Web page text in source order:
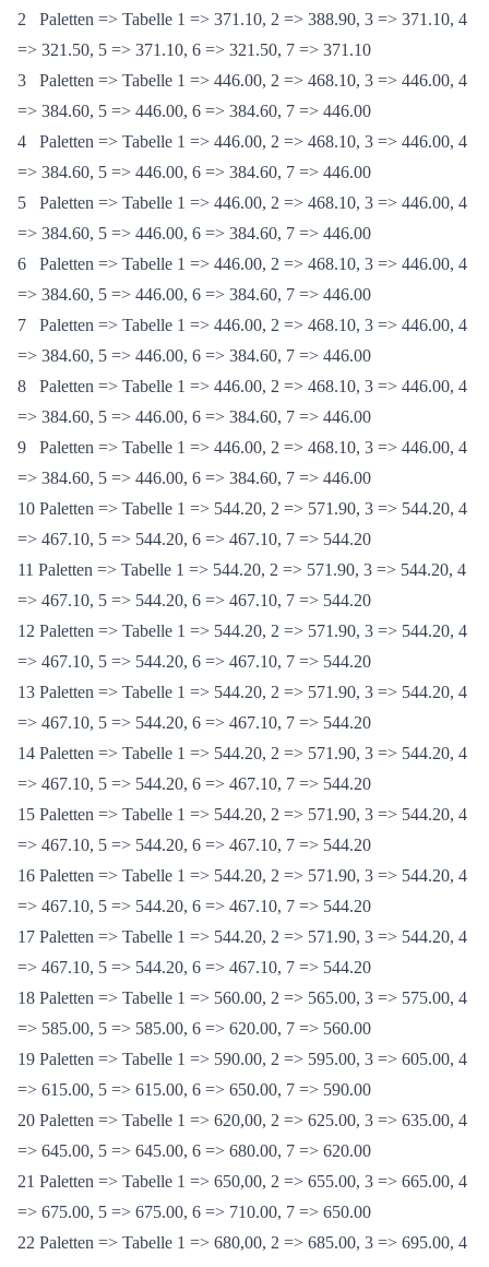
=> 250.00, 5 => 250.00, 6 => 250.00, 7 => 250.00
2 Paletten => Tabelle 1 => 371.10, 2 => 388.90, 3 => 371.10, 4
=> 321.50, 5 => 371.10, 6 => 321.50, 7 => 371.10
3 Paletten => Tabelle 1 => 446.00, 2 => 468.10, 3 => 446.00, 4
=> 384.60, 5 => 446.00, 6 => 384.60, 7 => 446.00
4 Paletten => Tabelle 1 => 446.00, 2 => 468.10, 3 => 446.00, 4
=> 384.60, 5 => 446.00, 6 => 384.60, 7 => 446.00
5 Paletten => Tabelle 1 => 446.00, 2 => 468.10, 3 => 446.00, 4
=> 384.60, 5 => 446.00, 6 => 384.60, 7 => 446.00
6 Paletten => Tabelle 1 => 446.00, 2 => 468.10, 3 => 446.00, 4
=> 384.60, 5 => 446.00, 6 => 384.60, 7 => 446.00
7 Paletten => Tabelle 1 => 446.00, 2 => 468.10, 3 => 446.00, 4
=> 384.60, 5 => 446.00, 6 => 384.60, 7 => 446.00
8 Paletten => Tabelle 1 => 446.00, 2 => 468.10, 3 => 446.00, 4
=> 384.60, 5 => 446.00, 6 => 384.60, 7 => 446.00
9 Paletten => Tabelle 1 => 446.00, 2 => 468.10, 3 => 446.00, 4
=> 384.60, 5 => 446.00, 6 => 384.60, 7 => 446.00
10 Paletten => Tabelle 1 => 544.20, 2 => 571.90, 3 => 544.20, 4
=> 467.10, 5 => 544.20, 6 => 467.10, 7 => 544.20
11 Paletten => Tabelle 1 => 544.20, 2 => 571.90, 3 => 544.20, 4
=> 467.10, 5 => 544.20, 6 => 467.10, 7 => 544.20
12 Paletten => Tabelle 1 => 544.20, 2 => 571.90, 3 => 544.20, 4
=> 467.10, 5 => 544.20, 6 => 467.10, 7 => 544.20
13 Paletten => Tabelle 1 => 544.20, 2 => 571.90, 3 => 544.20, 4
=> 467.10, 5 => 544.20, 6 => 467.10, 7 => 544.20
14 Paletten => Tabelle 1 => 544.20, 2 => 571.90, 3 => 544.20, 4
=> 467.10, 5 => 544.20, 6 => 467.10, 7 => 544.20
15 Paletten => Tabelle 1 => 544.20, 2 => 571.90, 3 => 544.20, 4
=> 467.10, 5 => 544.20, 6 => 467.10, 7 => 544.20
16 Paletten => Tabelle 1 => 544.20, 2 => 571.90, 3 => 544.20, 4
=> 467.10, 5 => 544.20, 6 => 467.10, 7 => 544.20
17 Paletten => Tabelle 1 => 544.20, 2 => 571.90, 3 => 544.20, 4
=> 467.10, 5 => 544.20, 6 => 467.10, 7 => 544.20
18 Paletten => Tabelle 1 => 560.00, 2 => 565.00, 3 => 575.00, 4
=> 585.00, 5 => 585.00, 6 => 620.00, 7 => 560.00
19 Paletten => Tabelle 1 => 590.00, 2 => 595.00, 3 => 605.00, 4
=> 615.00, 5 => 615.00, 6 => 650.00, 7 => 590.00
20 Paletten => Tabelle 1 => 620,00, 2 => 625.00, 3 => 635.00, 4
=> 645.00, 5 => 645.00, 6 => 680.00, 7 => 620.00
21 Paletten => Tabelle 1 => 650,00, 2 => 655.00, 3 => 665.00, 4
=> 675.00, 5 => 675.00, 6 => 710.00, 7 => 650.00